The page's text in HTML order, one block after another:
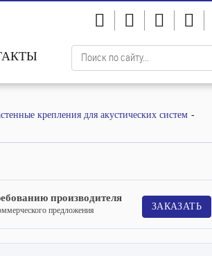
крепления для акустических систем
производителя
предложения ЗАКАЗАТЬ